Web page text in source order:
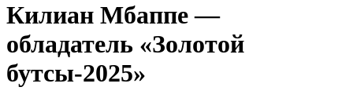
Килиан Мбаппе —
обладатель «Золотой
бутсы-2025»